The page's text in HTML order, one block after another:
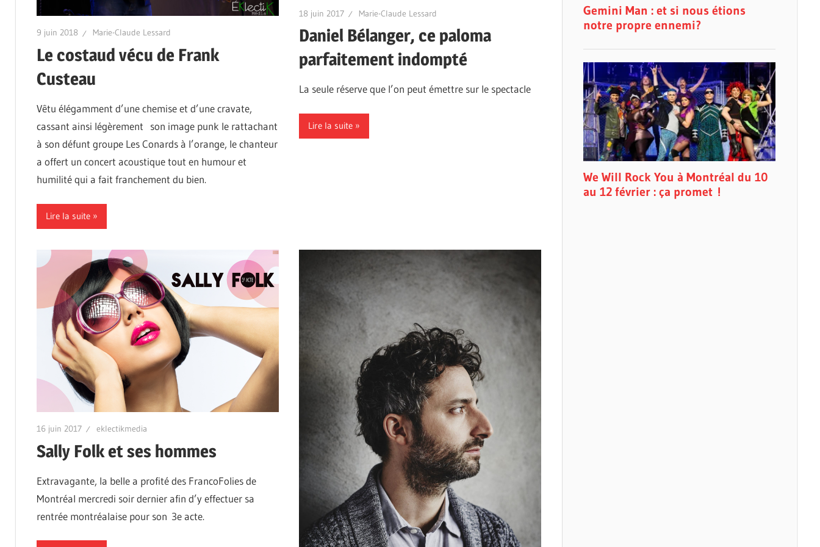
9 juin 2018 Marie-Claude Lessard
Le costaud vécu de Frank
Custeau
Vêtu élégamment d’une chemise et d’une cravate,
cassant ainsi légèrement son image punk le rattachant
à son défunt groupe Les Conards à l’orange, le chanteur
a offert un concert acoustique tout en humour et
humilité qui a fait franchement du bien.
Lire la suite
18 juin 2017 Marie-Claude Lessard
Daniel Bélanger, ce paloma
parfaitement indompté
La seule réserve que l’on peut émettre sur le spectacle
Lire la suite
16 juin 2017 eklectikmedia
Sally Folk et ses hommes
Extravagante, la belle a profité des FrancoFolies de
Montréal mercredi soir dernier afin d’y effectuer sa
rentrée montréalaise pour son 3e acte.